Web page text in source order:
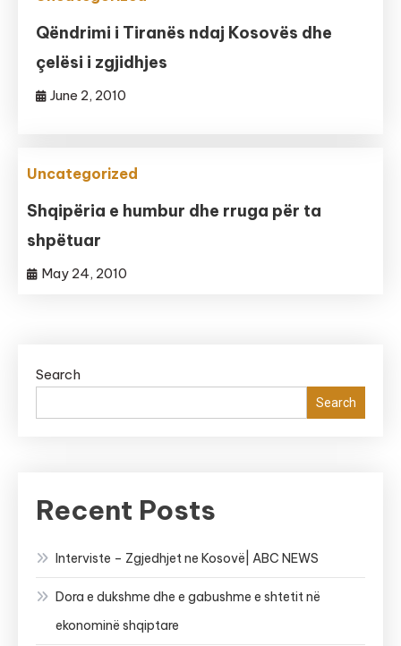
Qëndrimi i Tiranës ndaj Kosovës dhe
çelësi i zgjidhjes
June 2, 2010
Uncategorized
Shqipëria e humbur dhe rruga për ta
shpëtuar
May 24, 2010
Search
Search
Recent Posts
Interviste – Zgjedhjet ne Kosovë| ABC NEWS
Dora e dukshme dhe e gabushme e shtetit në
ekonominë shqiptare